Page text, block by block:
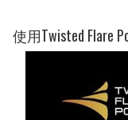
使用Twisted Flare